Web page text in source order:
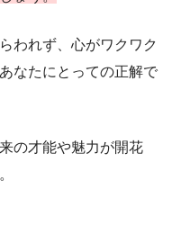
われず、心がワクワク
なたにとっての正解で
の才能や魅力が開花